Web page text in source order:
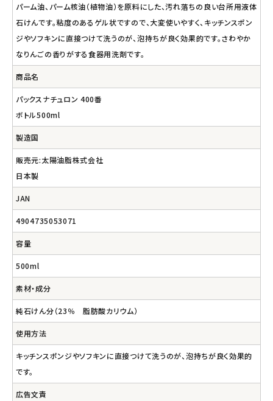
アカウント情報
ようこそ ゲスト 様
meeting_room ログイン person 会員登録
パーム油、パーム核油（植物油）を原料にした、汚れ落ちの良い台所用液体
石けんです。粘度のあるゲル状ですので、大変使いやすく、キッチンスポン
ジやソフキンに直接つけて洗うのが、泡持ちが良く効果的です。さわやか
なりんごの香りがする食器用洗剤です。
商品名
パックスナチュロン 400番
ボトル500ml
製造国
販売元:太陽油脂株式会社
日本製
JAN
4904735053071
容量
500ml
素材・成分
純石けん分（23％ 脂肪酸カリウム）
使用方法
キッチンスポンジやソフキンに直接つけて洗うのが、泡持ちが良く効果的
です。
広告文責